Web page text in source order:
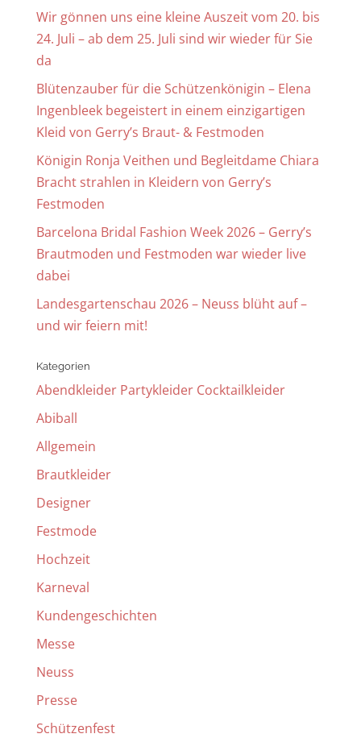
Wir gönnen uns eine kleine Auszeit vom 20. bis
24. Juli – ab dem 25. Juli sind wir wieder für Sie
da
Blütenzauber für die Schützenkönigin – Elena
Ingenbleek begeistert in einem einzigartigen
Kleid von Gerry’s Braut- & Festmoden
Königin Ronja Veithen und Begleitdame Chiara
Bracht strahlen in Kleidern von Gerry’s
Festmoden
Barcelona Bridal Fashion Week 2026 – Gerry’s
Brautmoden und Festmoden war wieder live
dabei
Landesgartenschau 2026 – Neuss blüht auf –
und wir feiern mit!
Kategorien
Abendkleider Partykleider Cocktailkleider
Abiball
Allgemein
Brautkleider
Designer
Festmode
Hochzeit
Karneval
Kundengeschichten
Messe
Neuss
Presse
Schützenfest